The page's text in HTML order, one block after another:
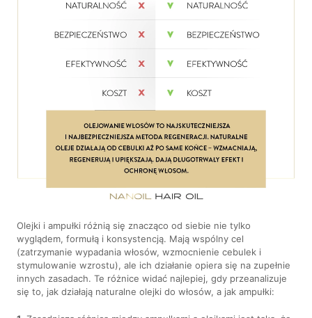
Olejki i ampułki różnią się znacząco od siebie nie tylko
wyglądem, formułą i konsystencją. Mają wspólny cel
(zatrzymanie wypadania włosów, wzmocnienie cebulek i
stymulowanie wzrostu), ale ich działanie opiera się na zupełnie
innych zasadach. Te różnice widać najlepiej, gdy przeanalizuje
się to, jak działają naturalne olejki do włosów, a jak ampułki: